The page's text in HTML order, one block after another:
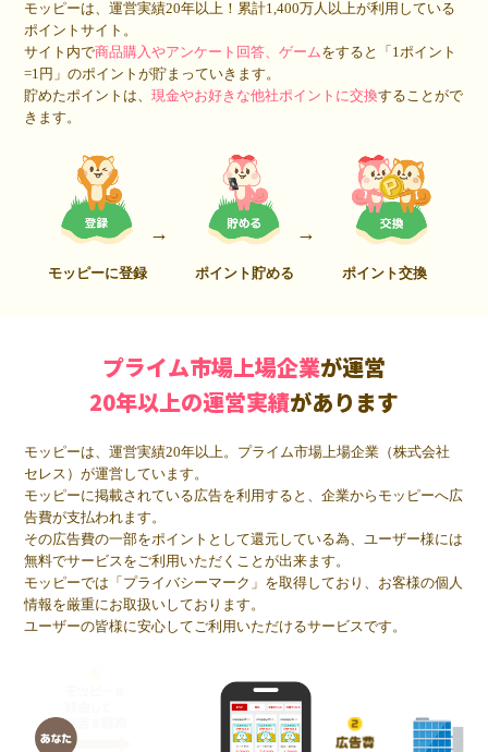
モッピーは、運営実績20年以上！累計1,400万人 以上が利用している
ポイントサイト。
サイト内で商品購入やアンケート回答、ゲームをすると「1ポイント
=1円」のポイントが貯まっていきます。
貯めたポイントは、現金やお好きな他社ポイントに交換することがで
きます。
モッピーに登録 ポイント貯める ポイント交換
プライム市場上場企業が運営
20年以上の運営実績があります
モッピーは、運営実績20年以上。プライム市場上場企業（株式会社
セレス）が運営しています。
モッピーに掲載されている広告を利用すると、企業からモッピーへ広
告費が支払われます。
その広告費の一部をポイントとして還元している為、ユーザー様には
無料でサービスをご利用いただくことが出来ます。
モッピーでは「プライバシーマーク」を取得しており、お客様の個人
情報を厳重にお取扱いしております。
ユーザーの皆様に安心してご利用いただけるサービスです。